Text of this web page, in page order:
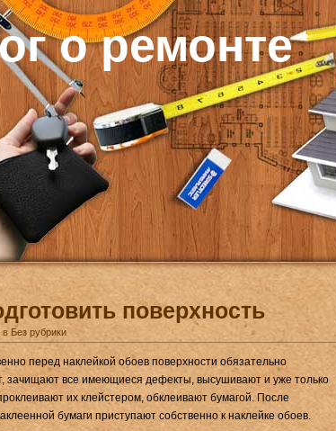
о ремонте
поверхность
в Без рубрики
перед наклейкой обоев поверхнос­ти обязательно
зачищают все имеющие­ся дефекты, высушивают и уже только
их клейстером, обклеивают бумагой. После
бумаги приступают собственно к наклейке обоев.